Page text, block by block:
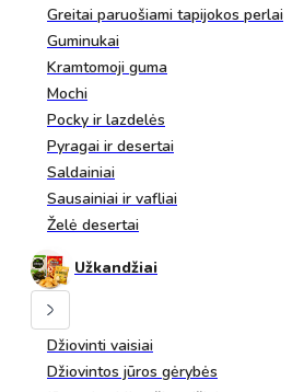
Greitai paruošiami tapijokos perlai
Guminukai
Kramtomoji guma
Mochi
Pocky ir lazdelės
Pyragai ir desertai
Saldainiai
Sausainiai ir vafliai
Želė desertai
Užkandžiai
Džiovinti vaisiai
Džiovintos jūros gėrybės